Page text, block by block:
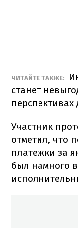
ЧИТАЙТЕ ТАКЖЕ:
станет
перспективах
Участник
отметил, что
платежки за
был намного